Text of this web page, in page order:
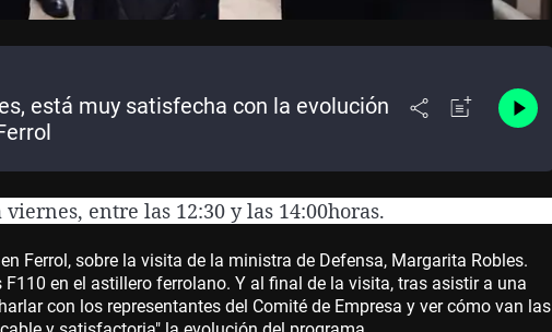
está muy satisfecha con la evolución
entre las 12:30 y las 14:00horas.
Ferrol, sobre la visita de la ministra de Defensa, Margarita Robles.
en el astillero ferrolano. Y al final de la visita, tras asistir a una
con los representantes del Comité de Empresa y ver cómo van las